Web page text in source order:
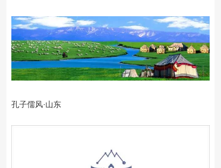
孔子儒风·山东